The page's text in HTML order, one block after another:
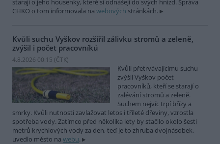
starají o jeho housenky, které si odnášejí do svých hnízd. Správa
CHKO o tom informovala na webových stránkách.
Kvůli suchu Vyškov rozšířil zálivku stromů a zeleně,
zvýšil i počet pracovníků
4.8.2026 00:15 (ČTK)
Kvůli přetrvávajícímu suchu
zvýšil Vyškov počet
pracovníků, kteří se starají o
zalévání stromů a zeleně.
Suchem nejvíc trpí břízy a
smrky. Kvůli nutnosti zavlažovat letos i tříleté dřeviny, vzrostla
spotřeba vody. Zatímco před několika lety by stačilo okolo šesti
metrů krychlových vody za den, teď je to zhruba dvojnásobek,
uvedlo město na webu.